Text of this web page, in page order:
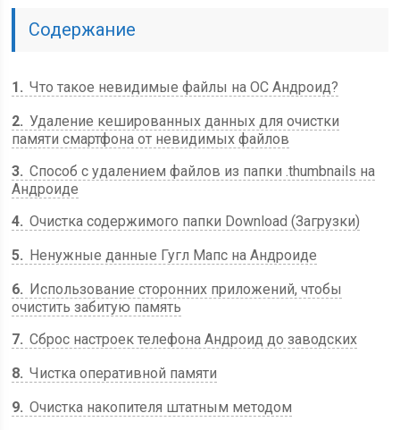
Содержание
1
Что такое невидимые файлы на ОС Андроид?
2 Удаление кешированных данных для очистки
памяти смартфона от невидимых файлов
3 Способ с удалением файлов из папки .thumbnails на
Андроиде
4 Очистка содержимого папки Download (Загрузки)
5
Ненужные данные Гугл Мапс на Андроиде
6
Использование сторонних приложений, чтобы
очистить забитую память
7 Сброс настроек телефона Андроид до заводских
8 Чистка оперативной памяти
9 Очистка накопителя штатным методом